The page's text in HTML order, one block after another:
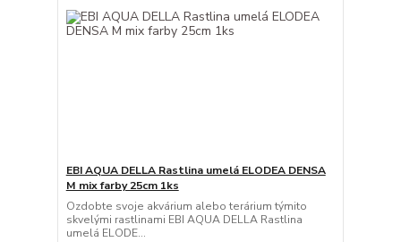
EBI AQUA DELLA Rastlina umelá ELODEA DENSA
M mix farby 25cm 1ks
Ozdobte svoje akvárium alebo terárium týmito
skvelými rastlinami EBI AQUA DELLA Rastlina
umelá ELODE...